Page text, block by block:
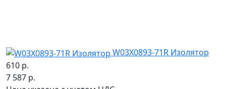
W03X0893-71R Изолятор
610 р.
7 587 р.